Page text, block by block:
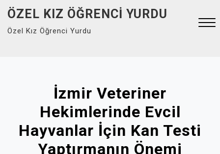
Skip
content
ÖZEL KIZ ÖĞRENCI YURDU
Özel Kız Öğrenci Yurdu
İzmir Veteriner
Hekimlerinde Evcil
Hayvanlar İçin Kan Testi
Yaptırmanın Önemi